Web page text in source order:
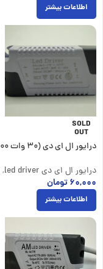
اطلاعات بیشتر
SOLD
OUT
درایور ال ای دی led driver
,
۶۰,۰۰۰تومان
اطلاعات بیشتر